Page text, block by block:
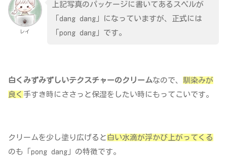
レイ
上記写真のパッケージに書いてあるスペルが
「dang dang」になっていますが、正式には
「pong dang」です。
白くみずみずしいテクスチャーのクリームなので、 馴染みが
良く 手すき時にささっと保湿をしたい時にもってこいです。
クリームを少し塗り広げると 白い水滴が浮かび上がってくる
のも「pong dang」の特徴です。